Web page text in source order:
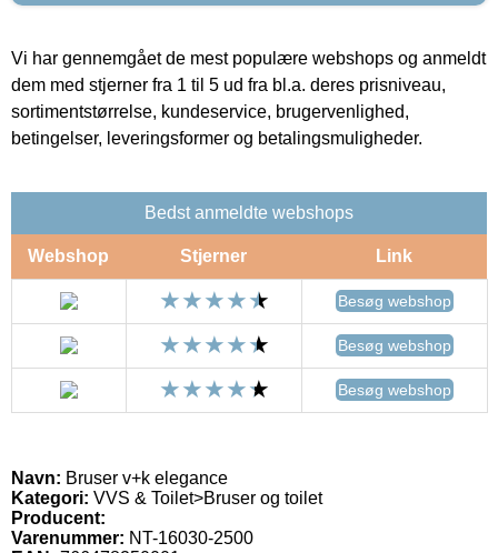
Vi har gennemgået de mest populære webshops og anmeldt
dem med stjerner fra 1 til 5 ud fra bl.a. deres prisniveau,
sortimentstørrelse, kundeservice, brugervenlighed,
betingelser, leveringsformer og betalingsmuligheder.
Bedst anmeldte webshops
Webshop Stjerner Link
Besøg webshop
Besøg webshop
Besøg webshop
Navn: Bruser v+k elegance
Kategori: VVS & Toilet>Bruser og toilet
Producent:
Varenummer: NT-16030-2500